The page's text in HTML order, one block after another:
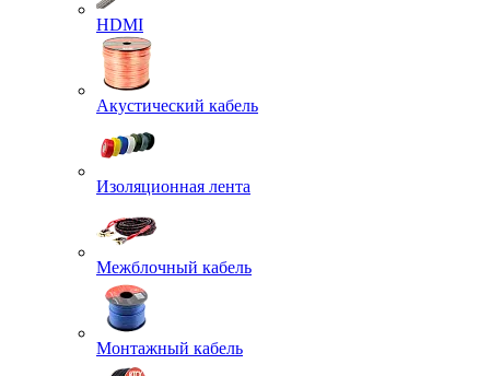
HDMI
Акустический кабель
Изоляционная лента
Межблочный кабель
Монтажный кабель